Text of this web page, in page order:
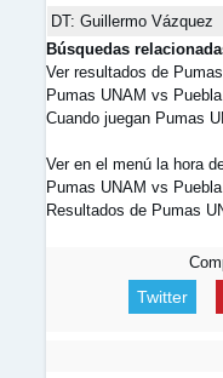
DT: Guillermo Vázquez
Búsquedas
Ver resultados de
Pumas UNAM vs
Cuando juegan Pumas
Ver en el menú la hora
Pumas UNAM vs
Resultados de Pumas
Twitter